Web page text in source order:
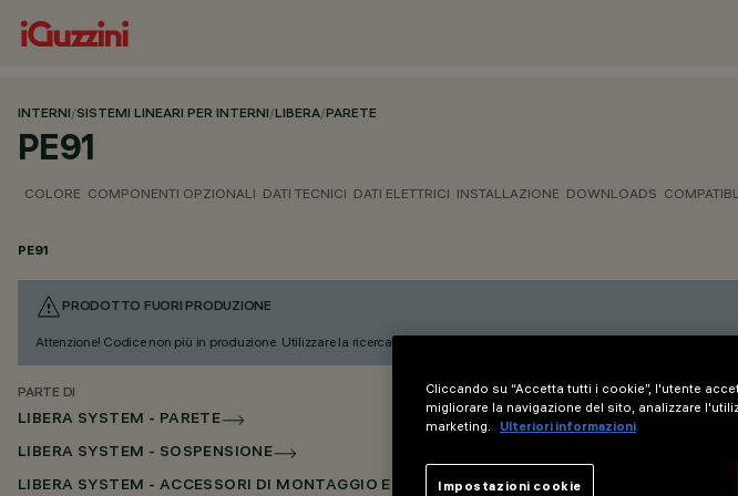
INTERNI/SISTEMI LINEARI PER INTERNI/LIBERA/PARETE
PE91
COLORE COMPONENTI OPZIONALI DATI TECNICI DATI ELETTRICI INSTALLAZIONE DOWNLOADS
PE91
PRODOTTO FUORI PRODUZIONE
Attenzione! Codice non più in produzione. Utilizzare la ricerca per trovare l'alternativa più adatta alle proprie esigenze.
PARTE DI
LIBERA SYSTEM - PARETE
LIBERA SYSTEM - SOSPENSIONE
LIBERA SYSTEM - ACCESSORI DI MONTAGGIO E ALIMENTAZIONE
Cliccando su “Accetta tutti i cookie”, l'utente
migliorare la navigazione del sito, analizzare
marketing.
Ulteriori informazioni
Impostazioni cookie